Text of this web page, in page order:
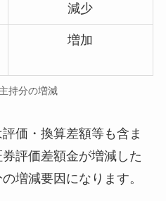
減少
増加
持分の増減
価・換算差額等も含ま
評価差額金が増減した
増減要因になります。